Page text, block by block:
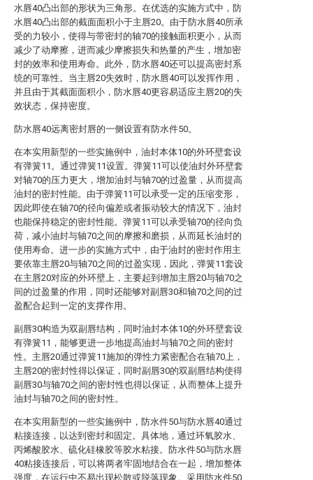
水唇40凸出部的形状为三角形。在优选的实施方式中，防
水唇40凸出部的截面面积小于主唇20。由于防水唇40所承
受的力较小，使得与带密封的轴70的接触面积更小，从而
减少了动摩擦，进而减少摩擦损失和热量的产生，增加密
封的效率和使用寿命。此外，防水唇40还可以提高密封系
统的可靠性。当主唇20失效时，防水唇40可以发挥作用，
并且由于其截面面积小，防水唇40更容易适应主唇20的失
效状态，保持密度。
防水唇40远离密封唇的一侧设置有防水件50。
在本实用新型的一些实施例中，油封本体10的外环壁套设
有弹簧11。通过弹簧11设置。弹簧11可以使油封外环壁套
对轴70的压力更大，增加油封与轴70的过盈量，从而提高
油封的密封性能。由于弹簧11可以承受一定的压缩变形，
因此即使在轴70的径向偏差或者振动较大的情况下，油封
也能保持稳定的密封性能。弹簧11可以承受轴70的径向负
荷，减小油封与轴70之间的摩擦和磨损，从而延长油封的
使用寿命。进一步的实施方式中，由于油封的密封作用主
要依靠主唇20与轴70之间的过盈实现，因此，弹簧11套设
在主唇20对应的外环壁上，主要起到增加主唇20与轴70之
间的过盈量的作用，同时还能够对副唇30和轴70之间的过
盈配合起到一定的支撑作用。
副唇30构造为双副唇结构，同时油封本体10的外环壁套设
有弹簧11，能够更进一步地提高油封与轴70之间的密封
性。主唇20通过弹簧11施加的弹性力紧密配合在轴70上，
主唇20的密封性得以保证，同时副唇30的双副唇结构使得
副唇30与轴70之间的密封性也得以保证，从而整体上提升
油封与轴70之间的密封性。
在本实用新型的一些实施例中，防水件50与防水唇40通过
粘接连接，以达到密封和固定。具体地，通过环氧胶水、
丙烯酸胶水、硫化硅橡胶等胶水粘接。防水件50与防水唇
40粘接连接后，可以将两者牢固地结合在一起，增加整体
强度，在运行中不易出现松散或脱落现象。采用防水件50